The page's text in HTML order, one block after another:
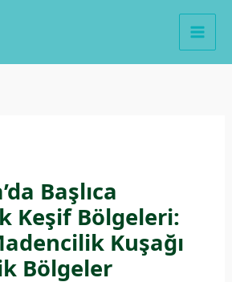
Başlıca
Keşif Bölgeleri:
Kuşağı
Bölgeler